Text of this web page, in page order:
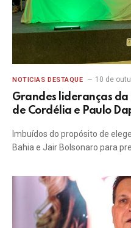
NOTICIAS DESTAQUE 10 de
Grandes lideranças
de Cordélia e Paulo
Imbuídos do propósito de
Bahia e Jair Bolsonaro para